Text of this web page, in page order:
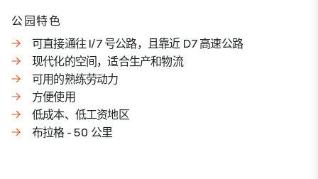
公园特色
可直接通往 I/7 号公路，且靠近 D7 高速公路
现代化的空间，适合生产和物流
可用的熟练劳动力
方便使用
低成本、低工资地区
布拉格 - 50 公里